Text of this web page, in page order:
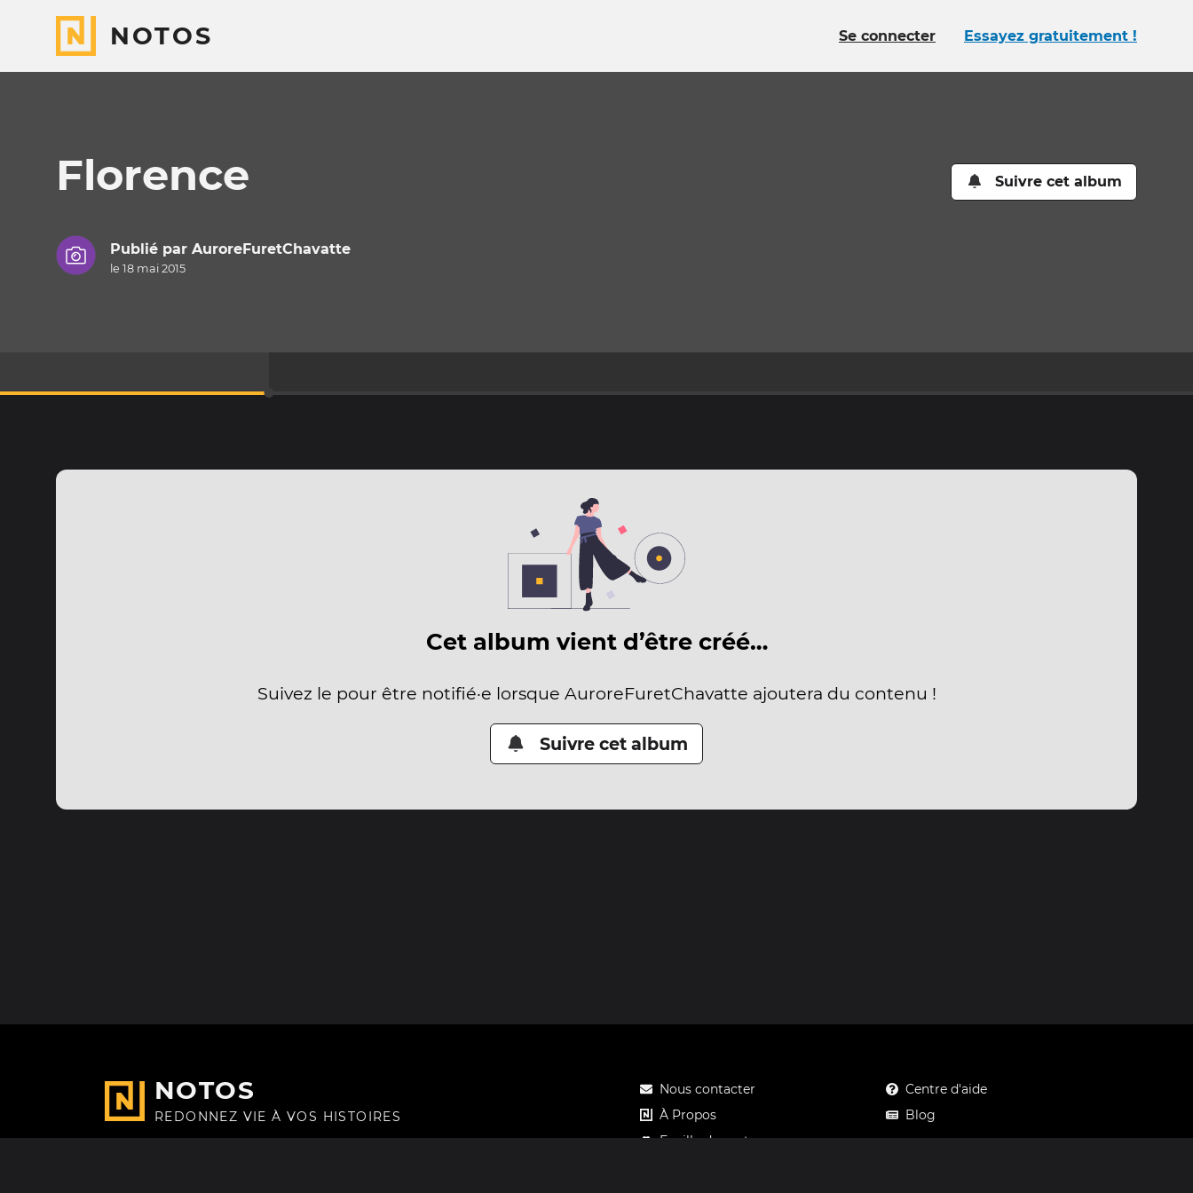
NOTOS Se connecter Essayez gratuitement !
Florence Suivre cet album
Publié par AuroreFuretChavatte
le 18 mai 2015
Cet album vient d’être créé…
Suivez le pour être notifié·e lorsque AuroreFuretChavatte ajoutera du contenu !
Suivre cet album
NOTOS
REDONNEZ VIE À VOS HISTOIRES
Nous contacter
À Propos
Feuille de route
Centre d'aide
Blog